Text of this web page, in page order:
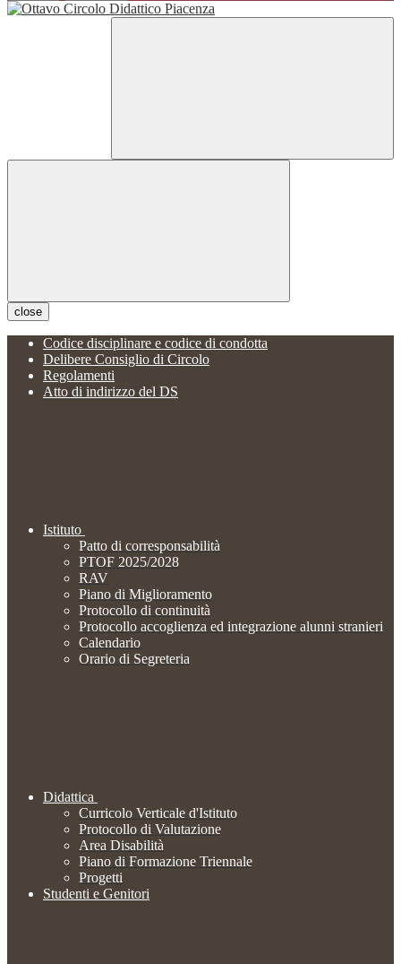
close
Codice disciplinare e codice di condotta
Delibere Consiglio di Circolo
Regolamenti
Atto di indirizzo del DS
Istituto
Patto di corresponsabilità
PTOF 2025/2028
RAV
Piano di Miglioramento
Protocollo di continuità
Protocollo accoglienza ed integrazione alunni stranieri
Calendario
Orario di Segreteria
Didattica
Curricolo Verticale d'Istituto
Protocollo di Valutazione
Area Disabilità
Piano di Formazione Triennale
Progetti
Studenti e Genitori